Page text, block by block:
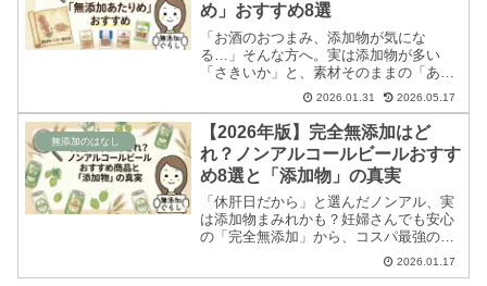
め」おすすめ8選
「お酒のおつまみ、添加物が気にな
る…」そんな方へ。実は添加物が多い
「さきいか」と、素材そのままの「あた
りめ」の違いを解説。身近なスーパーで
買えるものから通販で買えるものまで無
添加あたりめをご紹介します。
2026.01.31 2026.05.17
無添加のはなし
【2026年版】完全無添加はど
れ？ノンアルコールビールおすす
め8選と「添加物」の真実
「休肝日だから」と選んだノンアル、実
は添加物まみれかも？妊婦さんでも安心
の「完全無添加」から、コスパ最強の
「隠れ無添加」まで、成分オタクの筆者
が徹底検証したおすすめランキング
2026.01.17